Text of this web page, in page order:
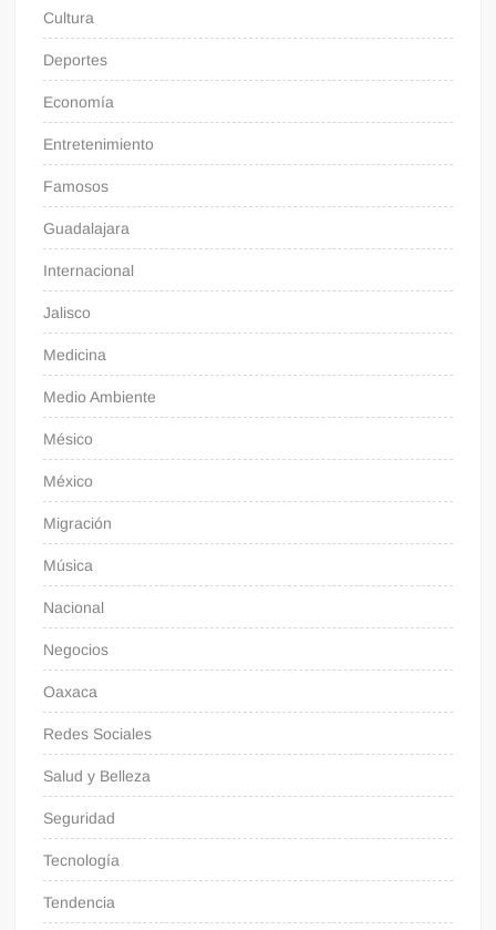
Cultura
Deportes
Economía
Entretenimiento
Famosos
Guadalajara
Internacional
Jalisco
Medicina
Medio Ambiente
Mésico
México
Migración
Música
Nacional
Negocios
Oaxaca
Redes Sociales
Salud y Belleza
Seguridad
Tecnología
Tendencia